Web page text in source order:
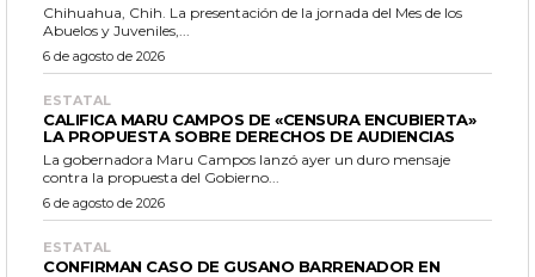
Chihuahua, Chih. La presentación de la jornada del Mes de los
Abuelos y Juveniles,...
6 de agosto de 2026
ESTATAL
CALIFICA MARU CAMPOS DE «CENSURA ENCUBIERTA»
LA PROPUESTA SOBRE DERECHOS DE AUDIENCIAS
La gobernadora Maru Campos lanzó ayer un duro mensaje
contra la propuesta del Gobierno...
6 de agosto de 2026
ESTATAL
CONFIRMAN CASO DE GUSANO BARRENADOR EN